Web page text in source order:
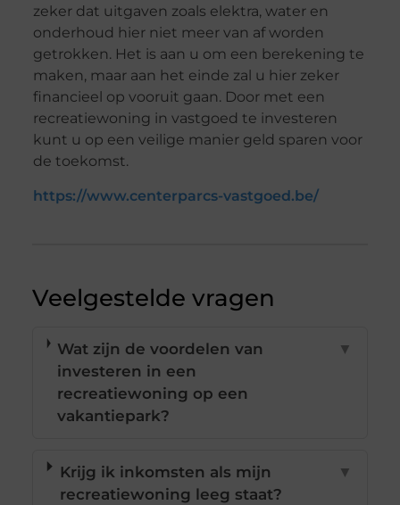
zeker dat uitgaven zoals elektra, water en
onderhoud hier niet meer van af worden
getrokken. Het is aan u om een berekening te
maken, maar aan het einde zal u hier zeker
financieel op vooruit gaan. Door met een
recreatiewoning in vastgoed te investeren
kunt u op een veilige manier geld sparen voor
de toekomst.
https://www.centerparcs-vastgoed.be/
Veelgestelde vragen
Wat zijn de voordelen van
investeren in een
recreatiewoning op een
vakantiepark?
▼
Krijg ik inkomsten als mijn
recreatiewoning leeg staat?
▼